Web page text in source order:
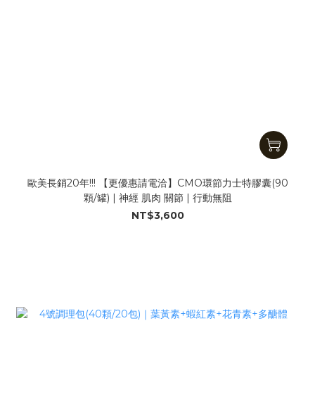
歐美長銷20年!!! 【更優惠請電洽】CMO環節力士特膠囊(90
顆/罐) | 神經 肌肉 關節 | 行動無阻
NT$3,600